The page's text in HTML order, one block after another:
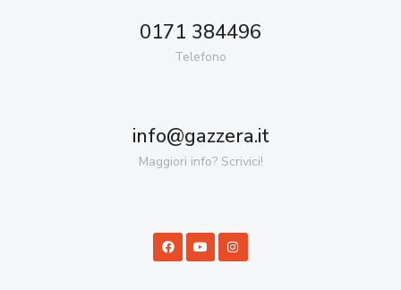
0171 384496
Telefono
info@gazzera.it
Maggiori info? Scrivici!